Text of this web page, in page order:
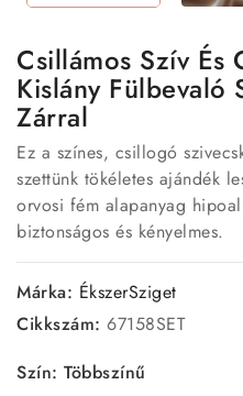
Csillámos Szív És
Kislány Fülbevaló
Zárral
Ez a színes, csillogó
szettünk tökéletes ajándék
orvosi fém alapanyag
biztonságos és kényelmes.
Márka: ÉkszerSziget
Cikkszám: 67158SET
Szín: Többszínű